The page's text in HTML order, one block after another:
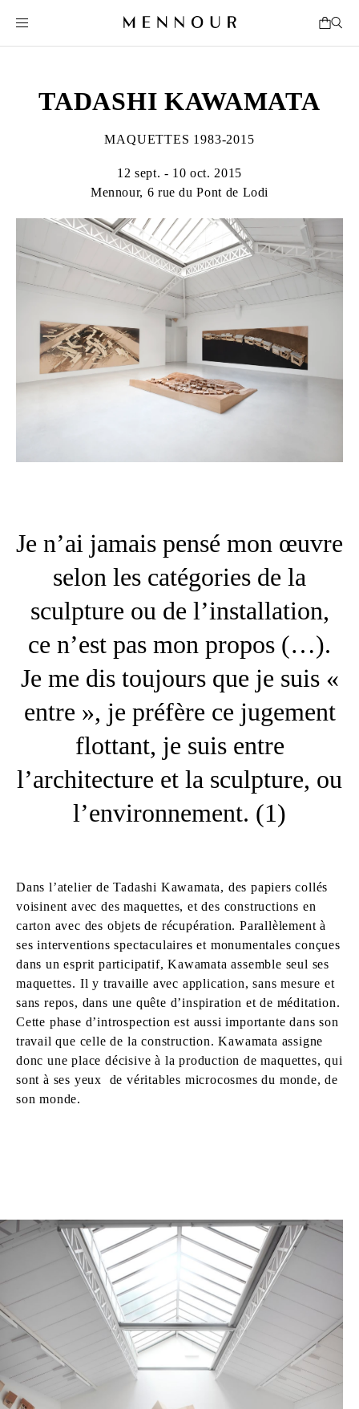
TADASHI KAWAMATA
MAQUETTES 1983-2015
12 sept. - 10 oct. 2015
Mennour, 6 rue du Pont de Lodi
Je n’ai jamais pensé mon œuvre
selon les catégories de la
sculpture ou de l’installation,
ce n’est pas mon propos (…).
Je me dis toujours que je suis «
entre », je préfère ce jugement
flottant, je suis entre
l’architecture et la sculpture, ou
l’environnement. (1)
Dans l’atelier de Tadashi Kawamata, des papiers collés
voisinent avec des maquettes, et des constructions en
carton avec des objets de récupération. Parallèlement à
ses interventions spectaculaires et monumentales conçues
dans un esprit participatif, Kawamata assemble seul ses
maquettes. Il y travaille avec application, sans mesure et
sans repos, dans une quête d’inspiration et de méditation.
Cette phase d’introspection est aussi importante dans son
travail que celle de la construction. Kawamata assigne
donc une place décisive à la production de maquettes, qui
sont à ses yeux de véritables microcosmes du monde, de
son monde.